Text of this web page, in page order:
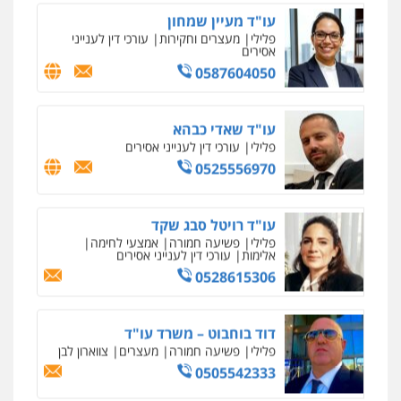
עו"ד מעיין שמחון
פלילי מעצרים וחקירות עורכי דין לענייני
אסירים
0587604050
עו"ד שאדי כבהא
פלילי עורכי דין לענייני אסירים
0525556970
עו"ד רויטל סבג שקד
פלילי פשיעה חמורה אמצעי לחימה
אלימות עורכי דין לענייני אסירים
0528615306
דוד בוחבוט – משרד עו"ד
פלילי פשיעה חמורה מעצרים צווארון לבן
0505542333